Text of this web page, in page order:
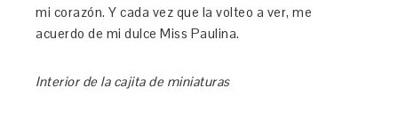
mi corazón. Y cada vez que la volteo a ver, me
acuerdo de mi dulce Miss Paulina.
Interior de la cajita de miniaturas